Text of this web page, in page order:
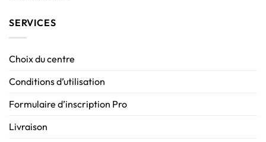
SERVICES
Choix du centre
Conditions d’utilisation
Formulaire d’inscription Pro
Livraison